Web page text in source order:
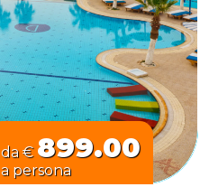
da € 899.00
a persona